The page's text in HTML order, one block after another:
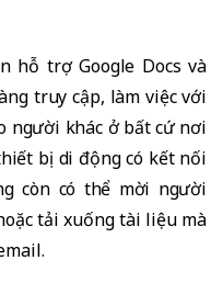
hỗ trợ Google Docs và
truy cập, làm việc với
người khác ở bất cứ nơi
bị di động có kết nối
còn có thể mời người
tải xuống tài liệu mà